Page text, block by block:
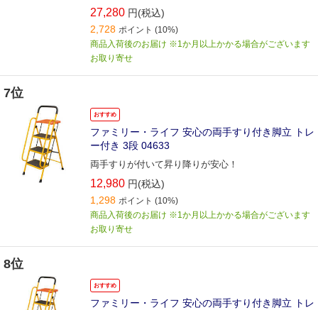
27,280 円(税込)
2,728 ポイント (10%)
商品入荷後のお届け ※1か月以上かかる場合がございます
お取り寄せ
7位
おすすめ
ファミリー・ライフ 安心の両手すり付き脚立 トレ
ー付き 3段 04633
両手すりが付いて昇り降りが安心！
12,980 円(税込)
1,298 ポイント (10%)
商品入荷後のお届け ※1か月以上かかる場合がございます
お取り寄せ
8位
おすすめ
ファミリー・ライフ 安心の両手すり付き脚立 トレ